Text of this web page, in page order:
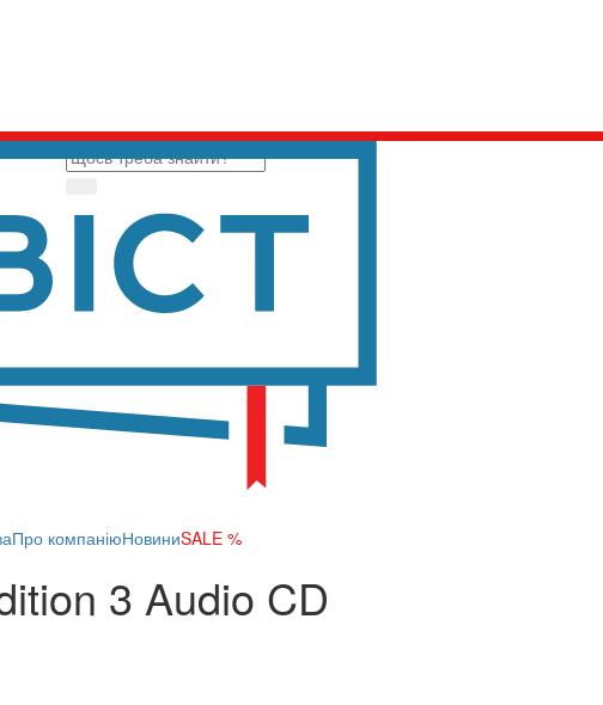
Про компаніюНовиниSALE %
3 Audio CD